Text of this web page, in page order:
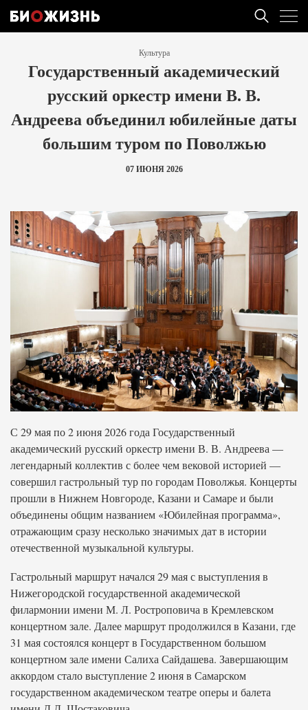
Культура
Государственный академический
русский оркестр имени В. В.
Андреева объединил юбилейные даты
большим туром по Поволжью
07 ИЮНЯ 2026
С 29 мая по 2 июня 2026 года Государственный
академический русский оркестр имени В. В. Андреева —
легендарный коллектив с более чем вековой историей —
совершил гастрольный тур по городам Поволжья. Концерты
прошли в Нижнем Новгороде, Казани и Самаре и были
объединены общим названием «Юбилейная программа»,
отражающим сразу несколько значимых дат в истории
отечественной музыкальной культуры.
Гастрольный маршрут начался 29 мая с выступления в
Нижегородской государственной академической
филармонии имени М. Л. Ростроповича в Кремлевском
концертном зале. Далее маршрут продолжился в Казани, где
31 мая состоялся концерт в Государственном большом
концертном зале имени Салиха Сайдашева. Завершающим
аккордом стало выступление 2 июня в Самарском
государственном академическом театре оперы и балета